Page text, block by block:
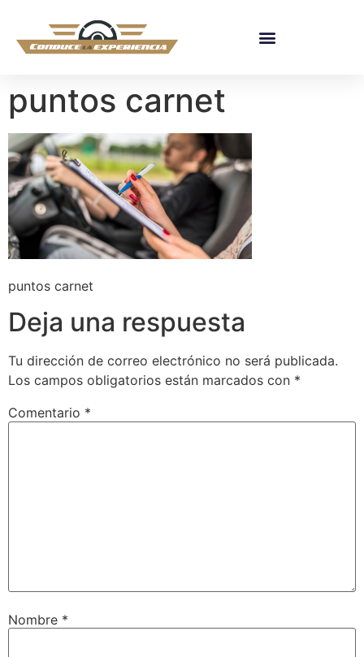
puntos carnet
puntos carnet
Deja una respuesta
Tu dirección de correo electrónico no será publicada.
Los campos obligatorios están marcados con *
Comentario *
Nombre *